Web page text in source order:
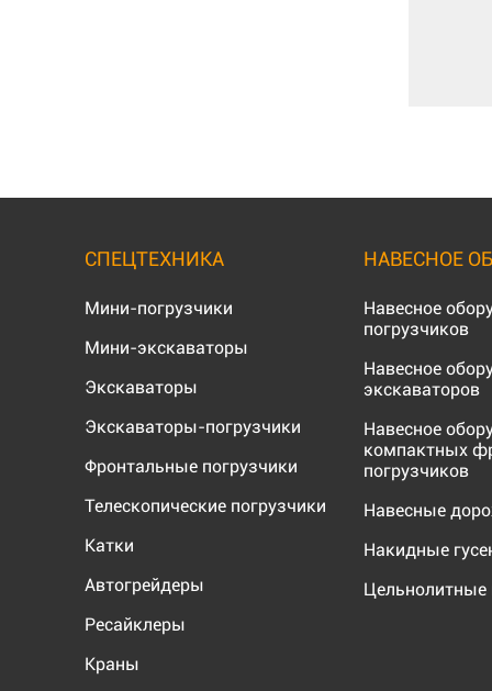
СПЕЦТЕХНИКА
Мини-погрузчики
Мини-экскаваторы
Экскаваторы
Экскаваторы-погрузчики
Фронтальные погрузчики
Телескопические погрузчики
Катки
Автогрейдеры
Ресайклеры
Краны
НАВЕСНОЕ
Навесное
погрузчиков
Навесное
экскаваторов
Навесное
компактных
погрузчиков
Навесные
Накидные
Цельнолитные